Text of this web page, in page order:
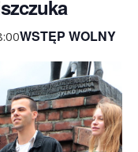
WSTĘP WOLNY